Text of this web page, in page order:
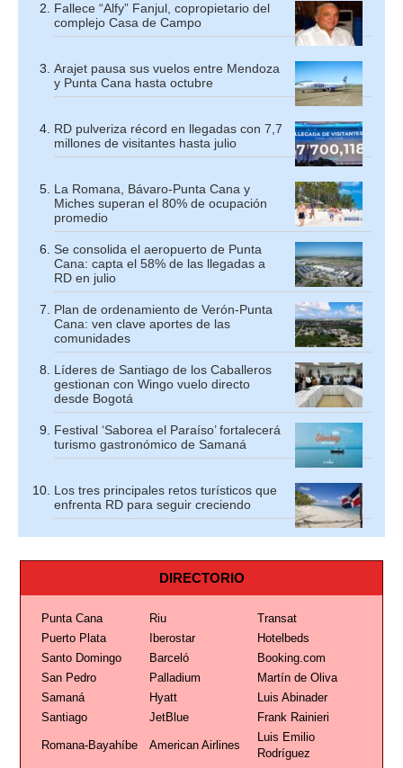
Fallece “Alfy” Fanjul, copropietario del
complejo Casa de Campo
Arajet pausa sus vuelos entre Mendoza
y Punta Cana hasta octubre
RD pulveriza récord en llegadas con 7,7
millones de visitantes hasta julio
La Romana, Bávaro-Punta Cana y
Miches superan el 80% de ocupación
promedio
Se consolida el aeropuerto de Punta
Cana: capta el 58% de las llegadas a
RD en julio
Plan de ordenamiento de Verón-Punta
Cana: ven clave aportes de las
comunidades
Líderes de Santiago de los Caballeros
gestionan con Wingo vuelo directo
desde Bogotá
Festival ‘Saborea el Paraíso’ fortalecerá
turismo gastronómico de Samaná
Los tres principales retos turísticos que
enfrenta RD para seguir creciendo
DIRECTORIO
Punta Cana Riu
Transat
Puerto Plata
Iberostar
Hotelbeds
Santo Domingo
Barceló
Booking.com
San Pedro
Palladium
Martín de Oliva
Samaná
Hyatt
Luis Abinader
Santiago
JetBlue Frank Rainieri
Romana-Bayahíbe American Airlines
Luis Emilio
Rodríguez